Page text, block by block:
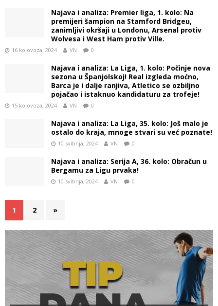
Najava i analiza: Premier liga, 1. kolo: Na
premijeri šampion na Stamford Bridgeu,
zanimljivi okršaji u Londonu, Arsenal protiv
Wolvesa i West Ham protiv Ville.
16 kolovoza, 2024 VN 0
Najava i analiza: La Liga, 1. kolo: Počinje nova
sezona u Španjolskoj! Real izgleda moćno,
Barca je i dalje ranjiva, Atletico se ozbiljno
pojačao i istaknuo kandidaturu za trofeje!
15 kolovoza, 2024 VN 0
Najava i analiza: La Liga, 35. kolo: Još malo je
ostalo do kraja, mnoge stvari su već poznate!
10 svibnja, 2024 VN 0
Najava i analiza: Serija A, 36. kolo: Obračun u
Bergamu za Ligu prvaka!
10 svibnja, 2024 VN 0
1 2 »